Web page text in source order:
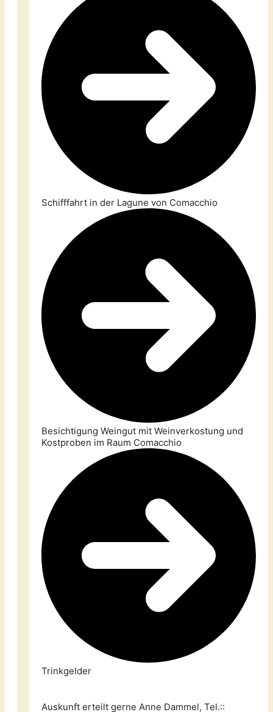
Schifffahrt in der Lagune von Comacchio
Besichtigung Weingut mit Weinverkostung und
Kostproben im Raum Comacchio
Trinkgelder
Auskunft erteilt gerne Anne Dammel, Tel.::